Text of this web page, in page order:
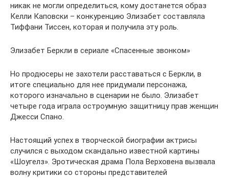
никак не могли определиться, кому достанется образ
Келли Каповски – конкуренцию Элизабет составляла
Тиффани Тиссен, которая и получила эту роль.
Элизабет Беркли в сериале «Спасенные звонком»
Но продюсеры не захотели расставаться с Беркли, в
итоге специально для нее придумали персонажа,
которого изначально в сценарии не было. Элизабет
четыре года играла остроумную защитницу прав женщин
Джесси Спано.
Настоящий успех в творческой биографии актрисы
случился с выходом скандально известной картины
«Шоугелз». Эротическая драма Пола Верховена вызвала
волну критики со стороны представителей